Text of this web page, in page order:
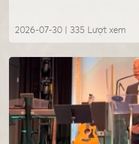
2026-07-30 | Lượt xem
335